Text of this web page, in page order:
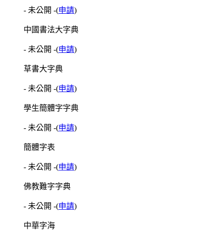
- 未公開 -(申請)
中國書法大字典
- 未公開 -(申請)
草書大字典
- 未公開 -(申請)
學生簡體字字典
- 未公開 -(申請)
簡體字表
- 未公開 -(申請)
佛教難字字典
- 未公開 -(申請)
中華字海